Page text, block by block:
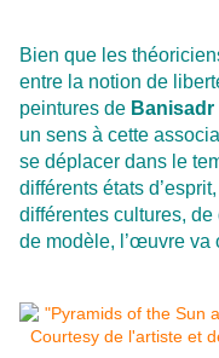
Bien que les
entre la notion de
peintures de Banisadr
un sens à cette
se déplacer dans le
différents états
différentes cultures, de
de modèle, l’œuvre va